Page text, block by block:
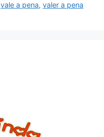
vale a pena, valer a pena